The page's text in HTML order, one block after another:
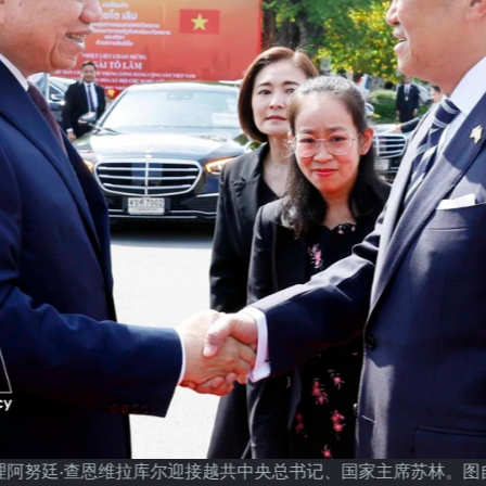
阿努廷·查恩维拉库尔迎接越共中央总书记、国家主席苏林。图